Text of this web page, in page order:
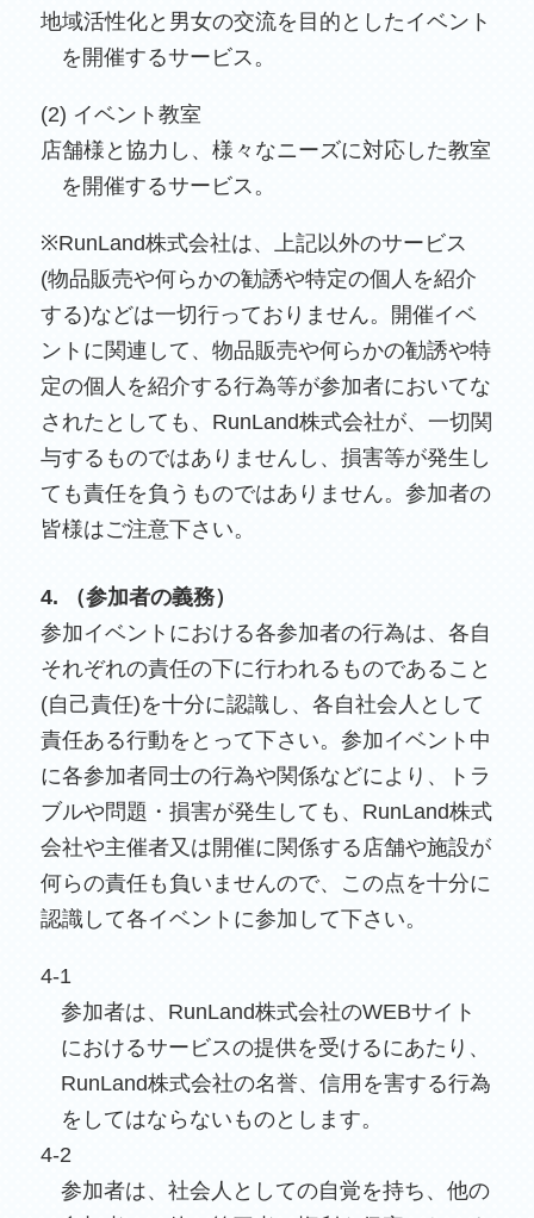
地域活性化と男女の交流を目的としたイベント
を開催するサービス。
(2) イベント教室
店舗様と協力し、様々なニーズに対応した教室
を開催するサービス。
※RunLand株式会社は、上記以外のサービス
(物品販売や何らかの勧誘や特定の個人を紹介
する)などは一切行っておりません。開催イベ
ントに関連して、物品販売や何らかの勧誘や特
定の個人を紹介する行為等が参加者においてな
されたとしても、RunLand株式会社が、一切関
与するものではありませんし、損害等が発生し
ても責任を負うものではありません。参加者の
皆様はご注意下さい。
4. （参加者の義務）
参加イベントにおける各参加者の行為は、各自
それぞれの責任の下に行われるものであること
(自己責任)を十分に認識し、各自社会人として
責任ある行動をとって下さい。参加イベント中
に各参加者同士の行為や関係などにより、トラ
ブルや問題・損害が発生しても、RunLand株式
会社や主催者又は開催に関係する店舗や施設が
何らの責任も負いませんので、この点を十分に
認識して各イベントに参加して下さい。
4-1
参加者は、RunLand株式会社のWEBサイト
におけるサービスの提供を受けるにあたり、
RunLand株式会社の名誉、信用を害する行為
をしてはならないものとします。
4-2
参加者は、社会人としての自覚を持ち、他の